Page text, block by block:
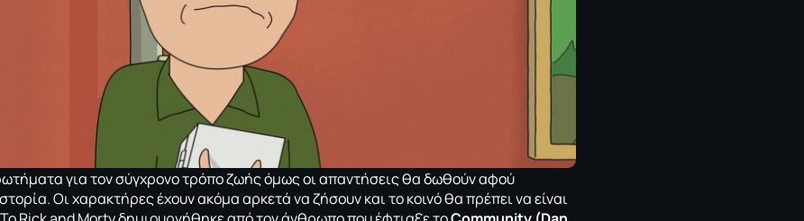
για τον σύγχρονο τρόπο ζωής όμως οι απαντήσεις θα δωθούν αφού
Οι χαρακτήρες έχουν ακόμα αρκετά να ζήσουν και το κοινό θα πρέπει να είναι